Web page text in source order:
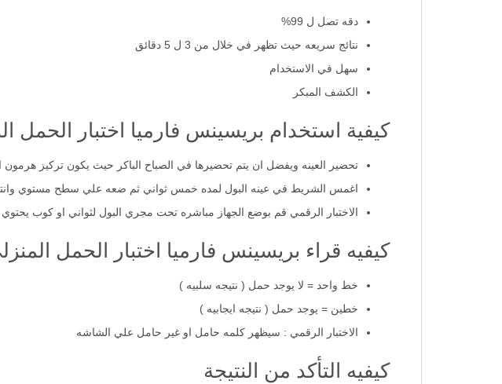
دقه تصل ل 99%
نتائج سريعه حيث تظهر في خلال من 3 ل 5 دقائق
سهل في الاستخدام
الكشف المبكر
كيفية استخدام بريسينس فارميا اختبار الحمل
تحضير العينه ويفضل ان يتم تحضيرها في الصباح الباكر حيث يكون تركيز هرمون
اغمس الشريط في عينه البول لمده خمس ثواني ثم ضعه علي سطح مستوي
الاختبار الرقمي قم بوضع الجهاز مباشره تحت مجري البول لثواني او كوب
كيفيه قراء بريسينس فارميا اختبار الحمل
خط واحد = لا يوجد حمل ( نتيجه سلبيه )
خطين = يوجد حمل ( نتيجه ايجابيه )
الاختبار الرقمي : سيظهر كلمه حامل او غير حامل علي الشاشه
كيفيه التأكد من النتيجة